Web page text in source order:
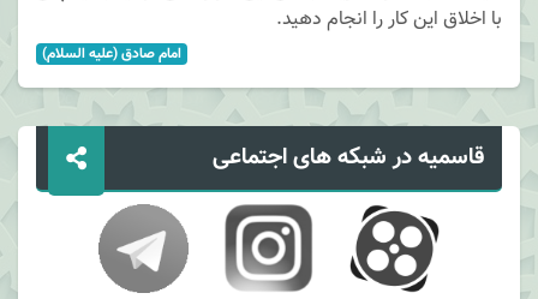
با اخلاق این کار را انجام دهید.
امام صادق (علیه السلام)
قاسمیه در شبکه های اجتماعی